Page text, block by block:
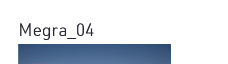
Megra_04